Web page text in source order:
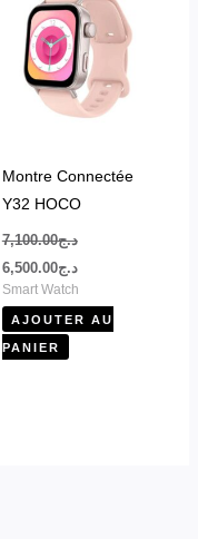
Montre Connectée
Y32 HOCO
د.ج7,100.00
د.ج7,100.00.
د.ج6,500.00
Smart Watch
AJOUTER AU
PANIER